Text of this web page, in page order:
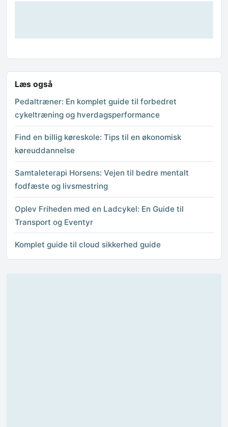
Læs også
Pedaltræner: En komplet guide til forbedret
cykeltræning og hverdagsperformance
Find en billig køreskole: Tips til en økonomisk
køreuddannelse
Samtaleterapi Horsens: Vejen til bedre mentalt
fodfæste og livsmestring
Oplev Friheden med en Ladcykel: En Guide til
Transport og Eventyr
Komplet guide til cloud sikkerhed guide